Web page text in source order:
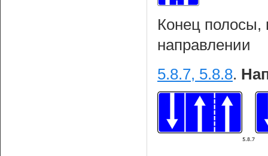
Конец полосы,
направлении
5.8.7, 5.8.8.